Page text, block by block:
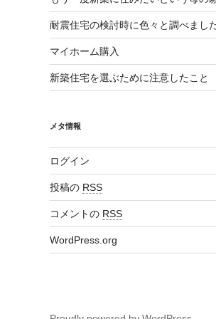
耐震住宅の検討時に色々と調べまし
マイホーム購入
新築住宅を選ぶために注意したこと
メタ情報
ログイン
投稿の RSS
コメントの RSS
WordPress.org